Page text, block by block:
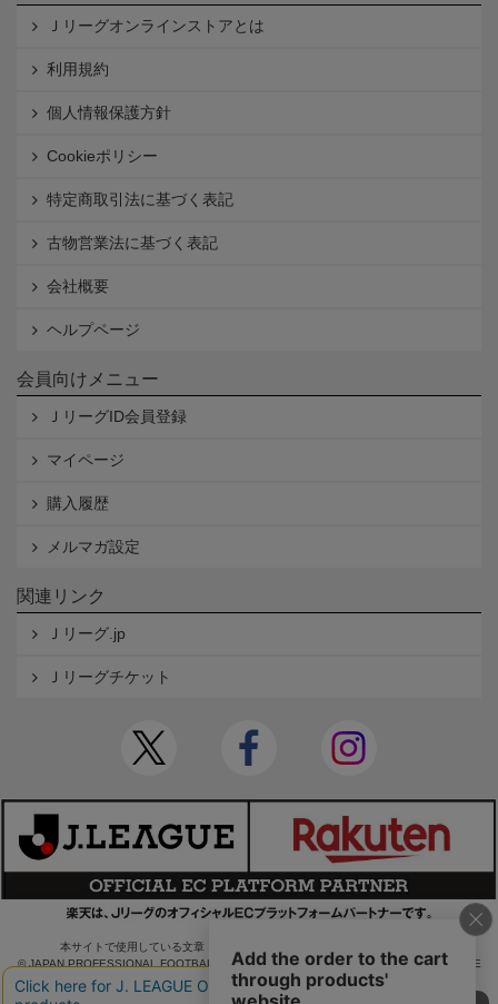
Ｊリーグオンラインストアとは
利用規約
個人情報保護方針
Cookieポリシー
特定商取引法に基づく表記
古物営業法に基づく表記
会社概要
ヘルプページ
会員向けメニュー
ＪリーグID会員登録
マイページ
購入履歴
メルマガ設定
関連リンク
Ｊリーグ.jp
Ｊリーグチケット
本サイトで使用している文章・画像等の無断での複製・転載を禁止します。
© JAPAN PROFESSIONAL FOOTBALL LEAGUE Rakuten Group, Inc. ALL RIGHTS RE
SERVED.